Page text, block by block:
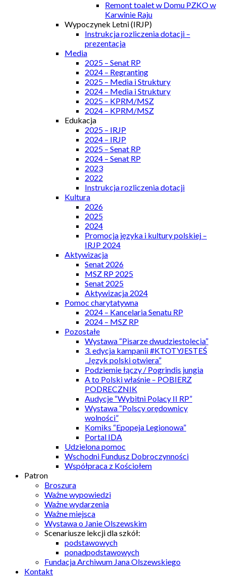
Remont toalet w Domu PZKO w
Karwinie Raju
Wypoczynek Letni (IRJP)
Instrukcja rozliczenia dotacji –
prezentacja
Media
2025 – Senat RP
2024 – Regranting
2025 – Media i Struktury
2024 – Media i Struktury
2025 – KPRM/MSZ
2024 – KPRM/MSZ
Edukacja
2025 – IRJP
2024 – IRJP
2025 – Senat RP
2024 – Senat RP
2023
2022
Instrukcja rozliczenia dotacji
Kultura
2026
2025
2024
Promocja języka i kultury polskiej –
IRJP 2024
Aktywizacja
Senat 2026
MSZ RP 2025
Senat 2025
Aktywizacja 2024
Pomoc charytatywna
2024 – Kancelaria Senatu RP
2024 – MSZ RP
Pozostałe
Wystawa “Pisarze dwudziestolecia”
3. edycja kampanii #KTOTYJESTEŚ
„Język polski otwiera”
Podziemie łączy / Pogrindis jungia
A to Polski właśnie – POBIERZ
PODRECZNIK
Audycje “Wybitni Polacy II RP”
Wystawa “Polscy orędownicy
wolności”
Komiks “Epopeja Legionowa”
Portal IDA
Udzielona pomoc
Wschodni Fundusz Dobroczynności
Współpraca z Kościołem
Patron
Broszura
Ważne wypowiedzi
Ważne wydarzenia
Ważne miejsca
Wystawa o Janie Olszewskim
Scenariusze lekcji dla szkół:
podstawowych
ponadpodstawowych
Fundacja Archiwum Jana Olszewskiego
Kontakt